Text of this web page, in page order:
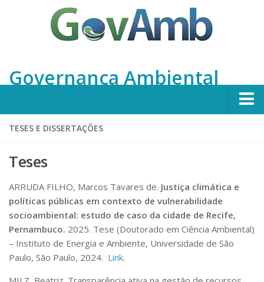
Governança Ambiental
Home
Integrantes
Projetos
Em Andamento
Concluídos
Publicações
TESES E DISSERTAÇÕES
Teses
ARRUDA FILHO, Marcos Tavares de. Justiça climática e
políticas públicas em contexto de vulnerabilidade
socioambiental: estudo de caso da cidade de Recife,
Pernambuco. 2025. Tese (Doutorado em Ciência Ambiental)
– Instituto de Energia e Ambiente, Universidade de São
Paulo, São Paulo, 2024. Link.